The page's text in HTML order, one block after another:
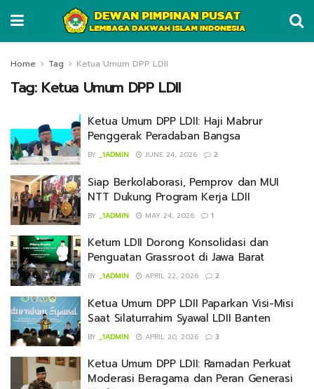
Home Tag Ketua Umum DPP LDII
Tag: Ketua Umum DPP LDII
Ketua Umum DPP LDII: Haji Mabrur
Penggerak Peradaban Bangsa
BY _1ADMIN JUNE 24, 2026 2
Siap Berkolaborasi, Pemprov dan MUI
NTT Dukung Program Kerja LDII
BY _1ADMIN MAY 24, 2026 1
Ketum LDII Dorong Konsolidasi dan
Penguatan Grassroot di Jawa Barat
BY _1ADMIN APRIL 22, 2026 2
Ketua Umum DPP LDII Paparkan Visi-Misi
Saat Silaturrahim Syawal LDII Banten
BY _1ADMIN APRIL 20, 2026 3
Ketua Umum DPP LDII: Ramadan Perkuat
Moderasi Beragama dan Peran Generasi